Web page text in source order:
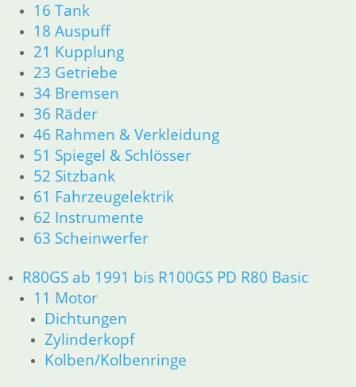
16 Tank
18 Auspuff
21 Kupplung
23 Getriebe
34 Bremsen
36 Räder
46 Rahmen & Verkleidung
51 Spiegel & Schlösser
52 Sitzbank
61 Fahrzeugelektrik
62 Instrumente
63 Scheinwerfer
R80GS ab 1991 bis R100GS PD R80 Basic
11 Motor
Dichtungen
Zylinderkopf
Kolben/Kolbenringe
18 Auspuff
21 Kupplung
23 Getriebe
26 Kardanwelle
31 Telegabel
32 Lenkung
33 Antrieb
34 Bremsen
36 Räder
46 Rahmen & Verkleidung
51 Spiegel & Schlösser
52 Sitzbank
61 Fahrzeugelektrik
62 Instrumente
R80/100 R80/100 RT 1980 bis 1984
11 Motor
Dichtungen
Kolben/Kolbenringe
Zylinderkopf